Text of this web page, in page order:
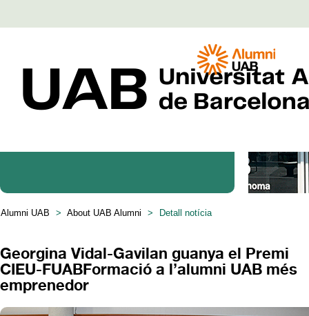
Coneix Alumni
Alumni UAB > About UAB Alumni > Detall notícia
Georgina Vidal-Gavilan guanya el Premi
CIEU-FUABFormació a l’alumni UAB més
emprenedor